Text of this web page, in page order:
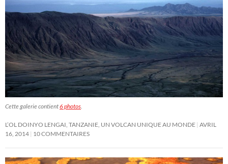
Cette galerie contient6 photos.
L’OL DOINYO LENGAI, TANZANIE, UN VOLCAN UNIQUE AU MONDE AVRIL
16, 2014 10 COMMENTAIRES